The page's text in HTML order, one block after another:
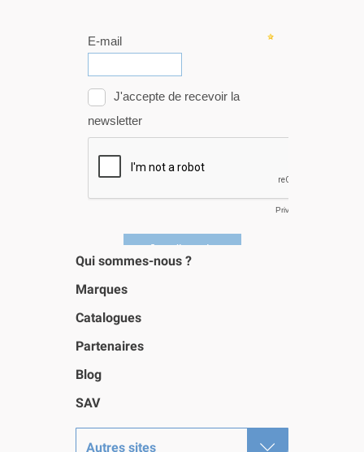
Qui sommes-nous ?
Marques
Catalogues
Partenaires
Blog
SAV
Autres sites